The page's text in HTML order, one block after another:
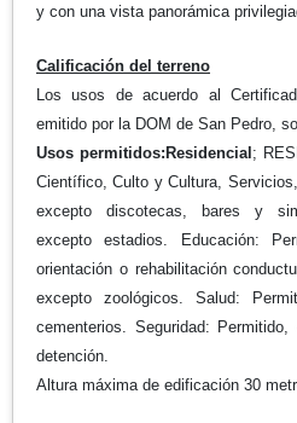
y con una vista panorámica
Calificación del terreno
Los usos de acuerdo al
emitido por la DOM de San Pedro,
Usos permitidos: Residencial ;
Científico, Culto y Cultura,
excepto discotecas, bares y
excepto estadios. Educación:
orientación o rehabilitación
excepto zoológicos. Salud:
cementerios. Seguridad:
detención.
Altura máxima de edificación 30